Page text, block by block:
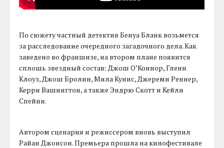
По сюжету частный детектив Бенуа Бланк возьмется
за расследование очередного загадочного дела. Как
заведено во франшизе, на втором плане появится
сплошь звездный состав: Джош О’Коннор, Гленн
Клоуз, Джош Бролин, Мила Кунис, Джереми Реннер,
Керри Вашингтон, а также Эндрю Скотт и Кейли
Спейни.
Автором сценария и режиссером вновь выступил
Райан Джонсон. Премьера прошла на кинофестивале